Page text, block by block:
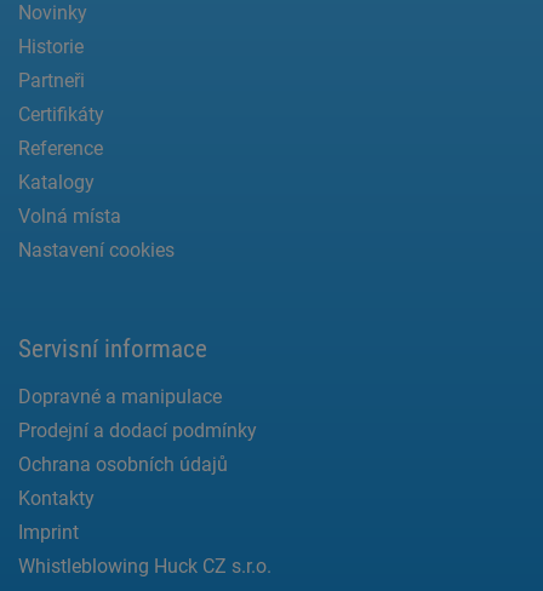
Novinky
Historie
Partneři
Certifikáty
Reference
Katalogy
Volná místa
Nastavení cookies
Servisní informace
Dopravné a manipulace
Prodejní a dodací podmínky
Ochrana osobních údajů
Kontakty
Imprint
Whistleblowing Huck CZ s.r.o.